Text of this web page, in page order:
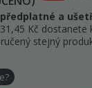
a
Kč dostanete
stejný